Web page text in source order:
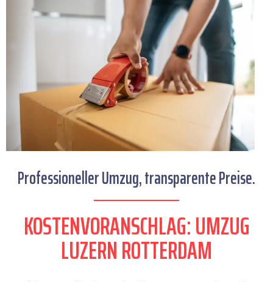
Professioneller Umzug, transparente Preise.
KOSTENVORANSCHLAG: UMZUG
LUZERN ROTTERDAM